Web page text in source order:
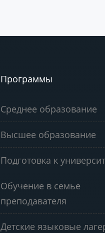
Программы
Среднее образование
Высшее образование
Подготовка к
Обучение в семье
преподавателя
Детские языковые